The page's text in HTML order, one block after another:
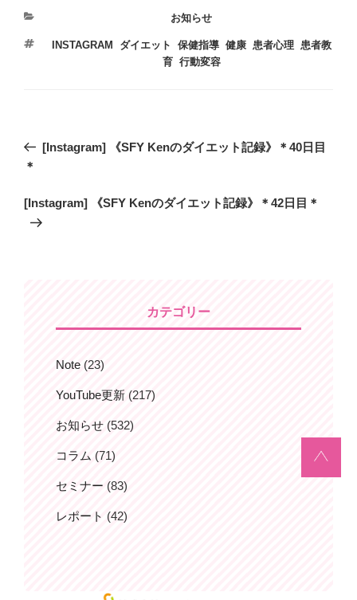
カ
ゴ
リ
お知らせ
タ
INSTAGRAM ダイエット 保健指導, 健康, 患者心理, 患者教
育, 行動変容
稿
ビ
ゲ
過
去
投
稿
[Instagram] 《SFY Kenのダイエット記録》＊40日目
＊
次
の
[Instagram] 《SFY Kenのダイエット記録》＊42日目＊
カテゴリー
Note (23)
YouTube更新 (217)
お知らせ (532)
コラム (71)
セミナー (83)
レポート (42)